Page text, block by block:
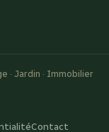
· Jardin · Immobilier
Contact